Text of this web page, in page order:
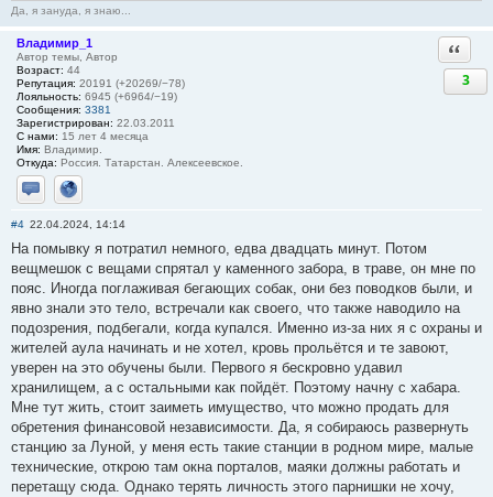
Да, я зануда, я знаю...
Владимир_1
Автор темы, Автор
Возраст: 44
Репутация: 20191 (+20269/−78)
Лояльность: 6945 (+6964/−19)
Сообщения: 3381
Зарегистрирован: 22.03.2011
С нами: 15 лет 4 месяца
Имя: Владимир.
Откуда: Россия. Татарстан. Алексеевское.
Отправить личное сообщение
Сайт
3
#4 22.04.2024, 14:14
На помывку я потратил немного, едва двадцать минут. Потом
вещмешок с вещами спрятал у каменного забора, в траве, он мне по
пояс. Иногда поглаживая бегающих собак, они без поводков были, и
явно знали это тело, встречали как своего, что также наводило на
подозрения, подбегали, когда купался. Именно из-за них я с охраны и
жителей аула начинать и не хотел, кровь прольётся и те завоют,
уверен на это обучены были. Первого я бескровно удавил
хранилищем, а с остальными как пойдёт. Поэтому начну с хабара.
Мне тут жить, стоит заиметь имущество, что можно продать для
обретения финансовой независимости. Да, я собираюсь развернуть
станцию за Луной, у меня есть такие станции в родном мире, малые
технические, открою там окна порталов, маяки должны работать и
перетащу сюда. Однако терять личность этого парнишки не хочу,